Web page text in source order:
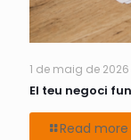
1 de maig de 2026
El teu negoci
Read more